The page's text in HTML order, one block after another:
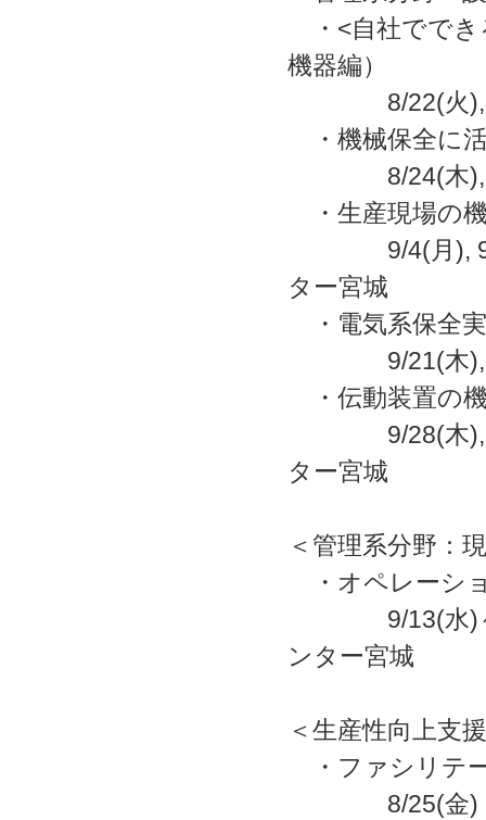
・<自社ででき
機器編）
8/22(火),
・機械保全に
8/24(木),
・生産現場の
9/4(月),
ター宮城
・電気系保全
9/21(木),
・伝動装置の
9/28(木),
ター宮城
＜管理系分野：
・オペレーシ
9/13(水)
ンター宮城
＜生産性向上支
・ファシリテ
8/25(